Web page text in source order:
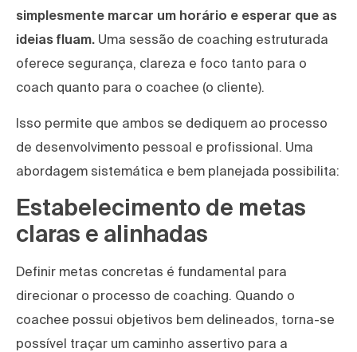
simplesmente marcar um horário e esperar que as
ideias fluam. Uma sessão de coaching estruturada
oferece segurança, clareza e foco tanto para o
coach quanto para o coachee (o cliente).
Isso permite que ambos se dediquem ao processo
de desenvolvimento pessoal e profissional. Uma
abordagem sistemática e bem planejada possibilita:
Estabelecimento de metas
claras e alinhadas
Definir metas concretas é fundamental para
direcionar o processo de coaching. Quando o
coachee possui objetivos bem delineados, torna-se
possível traçar um caminho assertivo para a